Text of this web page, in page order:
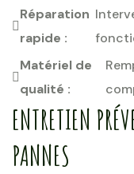
Réparation
rapide :
Matériel de
qualité :
ENTRETIEN
PANNES